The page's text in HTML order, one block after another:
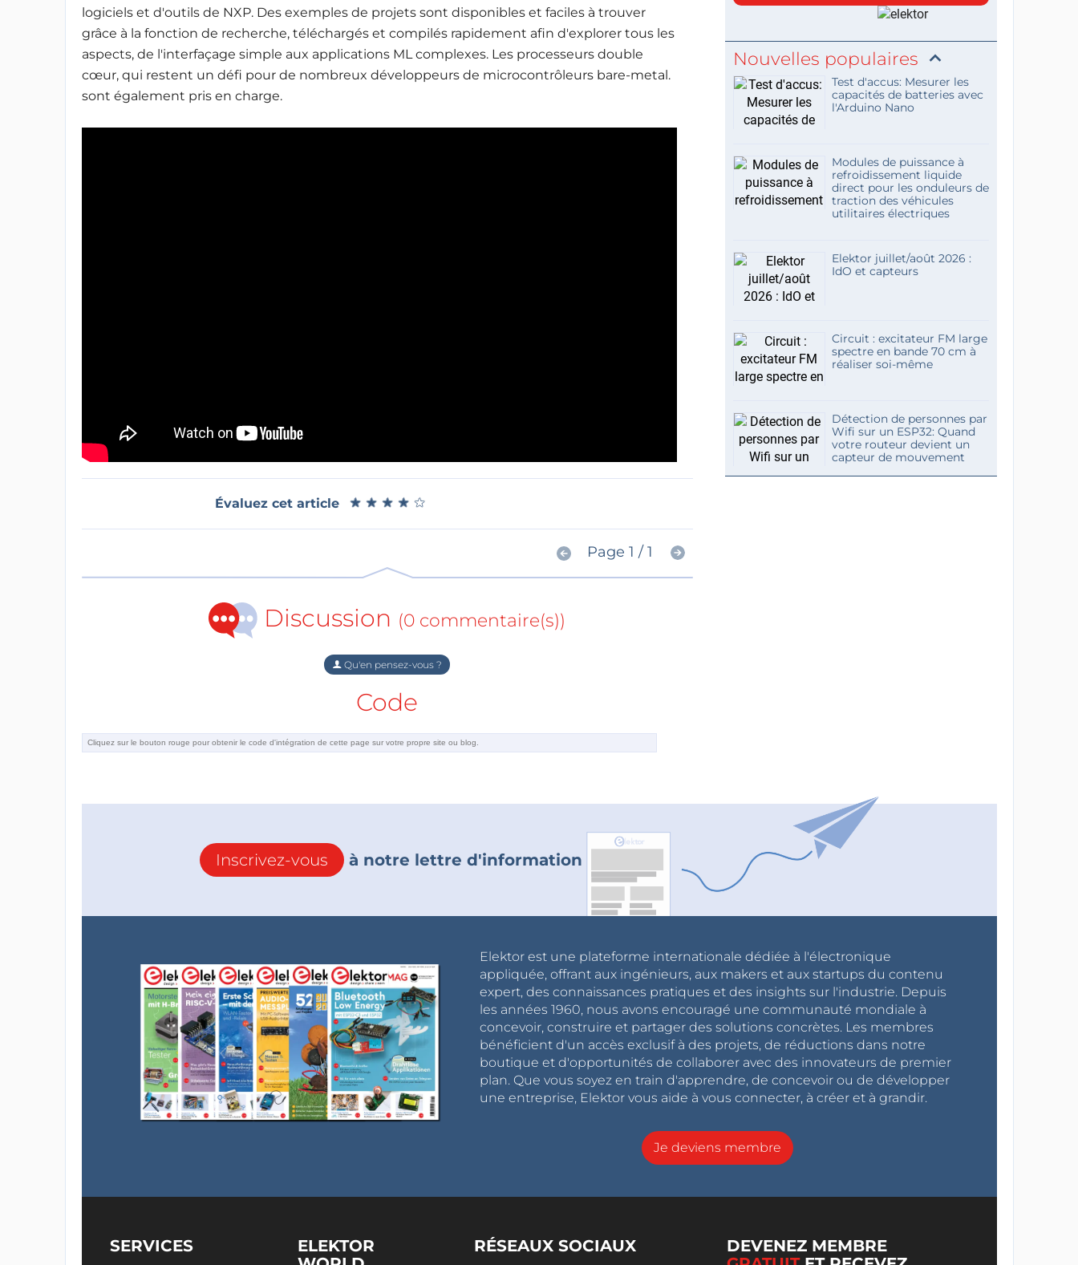
logiciels et d'outils de NXP. Des exemples de projets sont disponibles et faciles à trouver
grâce à la fonction de recherche, téléchargés et compilés rapidement afin d'explorer tous les
aspects, de l'interfaçage simple aux applications ML complexes. Les processeurs double
cœur, qui restent un défi pour de nombreux développeurs de microcontrôleurs bare-metal.
sont également pris en charge.
Évaluez cet article ★ ★ ★ ★ ★
★ ★ ★ ★ ★
Page 1 / 1
Discussion (0 commentaire(s))
Qu'en pensez-vous ?
Code
Nouvelles populaires
Test d'accus: Mesurer les
capacités de batteries avec
l'Arduino Nano
Modules de puissance à
refroidissement liquide
direct pour les onduleurs de
traction des véhicules
utilitaires électriques
Elektor juillet/août 2026 :
IdO et capteurs
Circuit : excitateur FM large
spectre en bande 70 cm à
réaliser soi-même
Détection de personnes par
Wifi sur un ESP32: Quand
votre routeur devient un
capteur de mouvement
Inscrivez-vous à notre lettre d'information
Elektor est une plateforme internationale dédiée à l'électronique
appliquée, offrant aux ingénieurs, aux makers et aux startups du contenu
expert, des connaissances pratiques et des insights sur l'industrie. Depuis
les années 1960, nous avons encouragé une communauté mondiale à
concevoir, construire et partager des solutions concrètes. Les membres
bénéficient d'un accès exclusif à des projets, de réductions dans notre
boutique et d'opportunités de collaborer avec des innovateurs de premier
plan. Que vous soyez en train d'apprendre, de concevoir ou de développer
une entreprise, Elektor vous aide à vous connecter, à créer et à grandir.
Je deviens membre
SERVICES
ELEKTOR
RÉSEAUX SOCIAUX
DEVENEZ MEMBRE